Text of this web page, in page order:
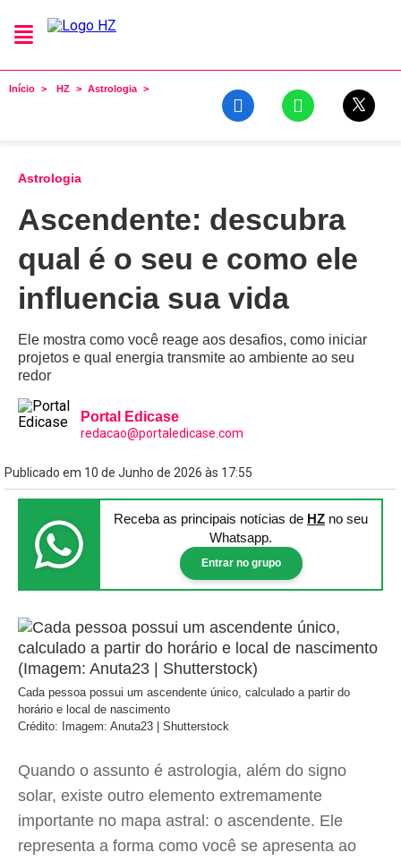
Início HZ Astrologia
Astrologia
Ascendente: descubra
qual é o seu e como ele
influencia sua vida
Ele mostra como você reage aos desafios, como iniciar
projetos e qual energia transmite ao ambiente ao seu
redor
Portal Edicase
redacao@portaledicase.com
Publicado em 10 de Junho de 2026 às 17:55
Receba as principais notícias de HZ no seu
Whatsapp.
Entrar no grupo
Cada pessoa possui um ascendente único, calculado a partir do
horário e local de nascimento
Crédito: Imagem: Anuta23 | Shutterstock
Quando o assunto é astrologia, além do signo
solar, existe outro elemento extremamente
importante no mapa astral: o ascendente. Ele
representa a forma como você se apresenta ao